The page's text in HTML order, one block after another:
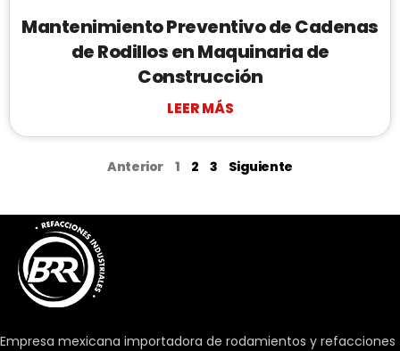
Mantenimiento Preventivo de Cadenas
de Rodillos en Maquinaria de
Construcción
LEER MÁS
Anterior 1 2 3 Siguiente
Empresa mexicana importadora de rodamientos y refacciones